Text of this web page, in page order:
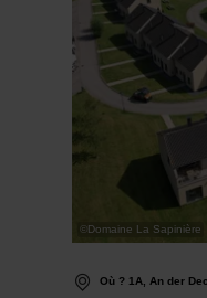
© Domaine La Sapinière
Où ? 1A, An der